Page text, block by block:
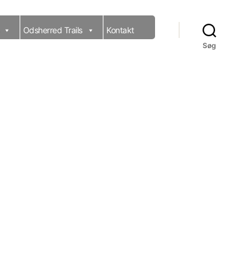
Odsherred Trails Kontakt
Søg